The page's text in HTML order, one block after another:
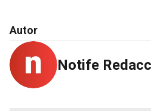
Autor
Notife